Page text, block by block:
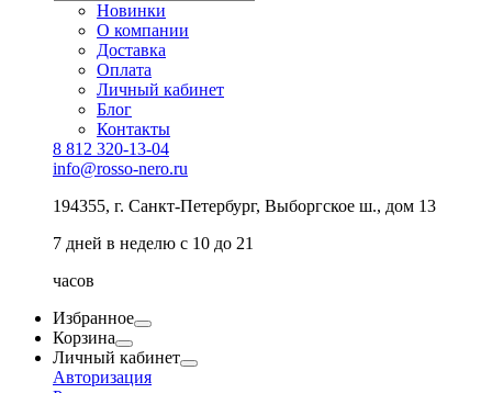
Новинки
О компании
Доставка
Оплата
Личный кабинет
Блог
Контакты
8 812 320-13-04
info@rosso-nero.ru
194355, г. Санкт-Петербург, Выборгское ш., дом 13
7 дней в неделю с 10 до 21
часов
Избранное
Корзина
Личный кабинет
Авторизация